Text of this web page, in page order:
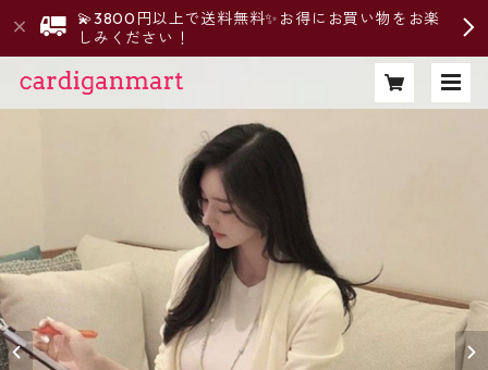
💫3800円以上で送料無料✨お得にお買い物をお楽
しみください！